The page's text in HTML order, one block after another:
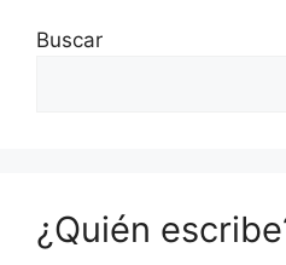
Buscar
¿Quién